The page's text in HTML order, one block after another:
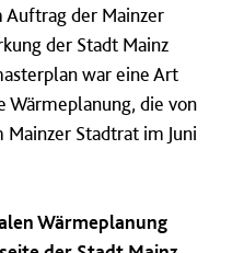
Auftrag der Mainzer
der Stadt Mainz
war eine Art
die von
Stadtrat im Juni
Wärmeplanung